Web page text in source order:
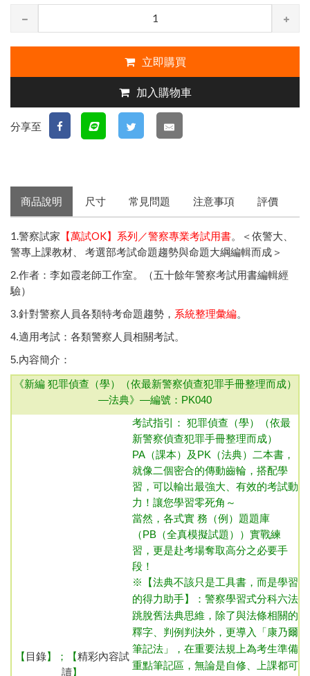
立即購買
加入購物車
分享至
商品說明 尺寸 常見問題 注意事項 評價
1.警察試家 【萬試OK】系列／警察專業考試用書。＜依警大、
警專上課教材、 考選部考試命題趨勢與命題大綱編輯而成＞
2.作者：李如霞老師工作室。（五十餘年警察考試用書編輯經
驗）
3.針對警察人員各類特考命題趨勢， 系統整理彙編。
4.適用考試：各類警察人員相關考試。
5.內容簡介：
《新編 犯罪偵查（學）（依最新警察偵查犯罪手冊整理而成）
—法典》—編號：PK040
【 目錄】；【精彩內容試
讀】
考試指引：
犯罪偵查（學）（依最
新警察偵查犯罪手冊整理而成）
PA（課本）及PK（法典）二本書，
就像二個密合的傳動齒輪，搭配學
習，可以輸出最強大、有效的考試動
力！讓您學習零死角～
當然，各式實 務（例）題題庫
（PB（全真模擬試題））實戰練
習，更是赴考場奪取高分之必要手
段！
※【法典不該只是工具書，而是學習
的得力助手】：警察學習式分科六法
跳脫舊法典思維，除了與法條相關的
釋字、判例判決外，更導入「康乃爾
筆記法」，在重要法規上為考生準備
重點筆記區，無論是自修、上課都可